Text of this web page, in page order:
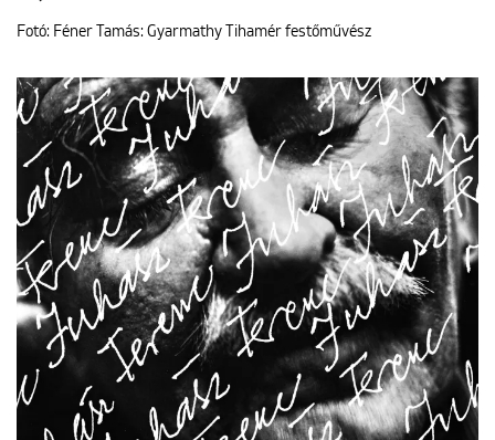
Fotó: Féner Tamás: Gyarmathy Tihamér festőművész